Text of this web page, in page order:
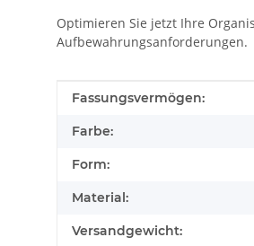
Optimieren Sie jetzt Ihre
Aufbewahrungsanforderungen.
Produkteigenschaft
Wert
Fassungsvermögen:
Farbe:
Form:
Material:
Versandgewicht: